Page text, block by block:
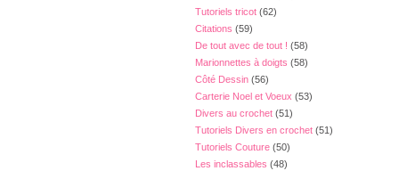
Tutoriels tricot (62)
Citations (59)
De tout avec de tout ! (58)
Marionnettes à doigts (58)
Côté Dessin (56)
Carterie Noel et Voeux (53)
Divers au crochet (51)
Tutoriels Divers en crochet (51)
Tutoriels Couture (50)
Les inclassables (48)